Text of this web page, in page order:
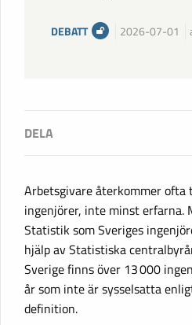
DEBATT 2026-07-01
Arbetsgivare återkommer
ingenjörer, inte minst erfarna.
Statistik som Sveriges
hjälp av Statistiska
Sverige finns över 13 000
år som inte är sysselsatta
definition.